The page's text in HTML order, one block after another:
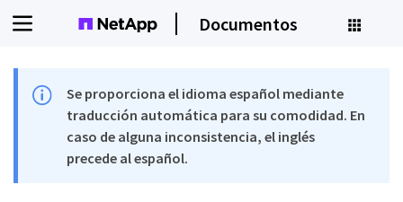
Documentos
Se proporciona el idioma español mediante
traducción automática para su comodidad. En
caso de alguna inconsistencia, el inglés
precede al español.